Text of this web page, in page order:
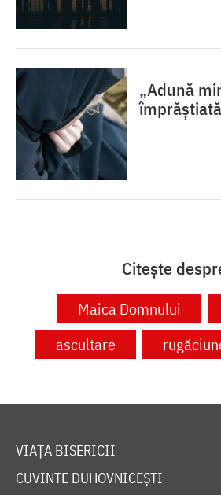
„Adună
Citește
Maica Domnului
ascultare
VIAȚA BISERICII
CUVINTE DUHOVNICEȘTI